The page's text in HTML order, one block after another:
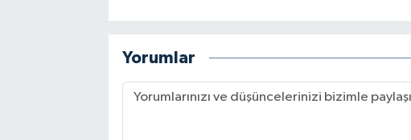
Yorumlar